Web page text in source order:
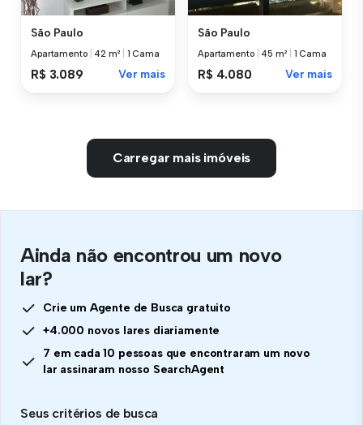
São Paulo
Apartamento 42 m² 1 Cama
R$ 3.089 Ver mais
São Paulo
Apartamento 45 m² 1 Cama
R$ 4.080 Ver mais
Carregar mais imóveis
Ainda não encontrou um novo
lar?
Crie um Agente de Busca gratuito
+4.000 novos lares diariamente
7 em cada 10 pessoas que encontraram um novo
lar assinaram nosso SearchAgent
Seus critérios de busca